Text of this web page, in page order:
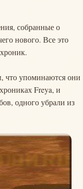
собранные о
нового. Все это
что упоминаются они
Freya, и
одного убрали из